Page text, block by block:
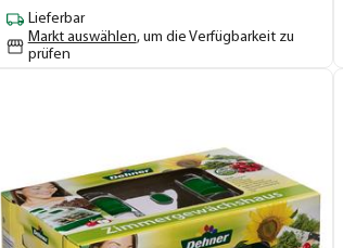
Lieferbar
Markt auswählen, um die Verfügbarkeit zu
prüfen